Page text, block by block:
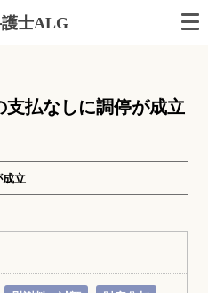
士ALG
払なしに調停が成立
立